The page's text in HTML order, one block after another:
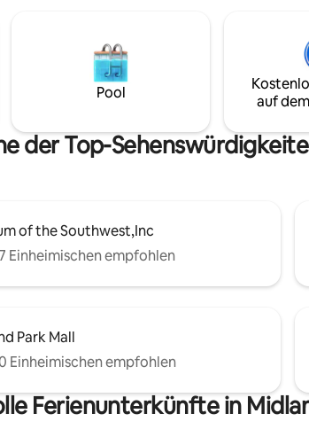
unterwegs
Pool
auf
der Top-
of the Southwest,Inc
Einheimischen empfohlen
Park Mall
Einheimischen empfohlen
Ferienunterkünfte in